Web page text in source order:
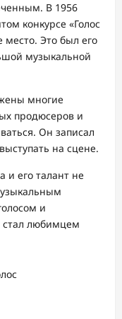
В 1956
конкурсе «Голос
место. Это был его
музыкальной
многие
продюсеров и
Он записал
на сцене.
и его талант не
и
стал любимцем